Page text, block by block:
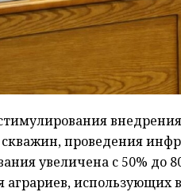
проведения
увеличена с 50%
аграриев, использующих